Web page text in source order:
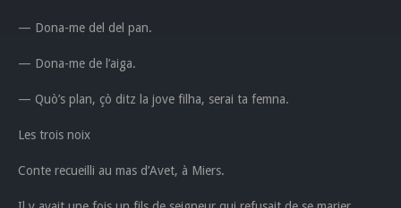
— Dona-me del del pan.
— Dona-me de l’aiga.
— Quò’s plan, çò ditz la jove filha, serai ta femna.
Les trois noix
Conte recueilli au mas d’Avet, à Miers.